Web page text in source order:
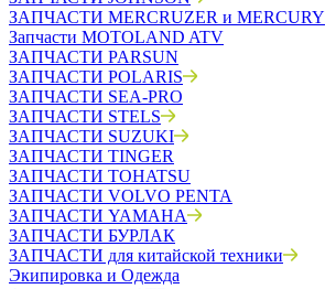
ЗАПЧАСТИ MERCRUZER и MERCURY
Запчасти MOTOLAND ATV
ЗАПЧАСТИ PARSUN
ЗАПЧАСТИ POLARIS
ЗАПЧАСТИ SEA-PRO
ЗАПЧАСТИ STELS
ЗАПЧАСТИ SUZUKI
ЗАПЧАСТИ TINGER
ЗАПЧАСТИ TOHATSU
ЗАПЧАСТИ VOLVO PENTA
ЗАПЧАСТИ YAMAHA
ЗАПЧАСТИ БУРЛАК
ЗАПЧАСТИ для китайской техники
Экипировка и Одежда